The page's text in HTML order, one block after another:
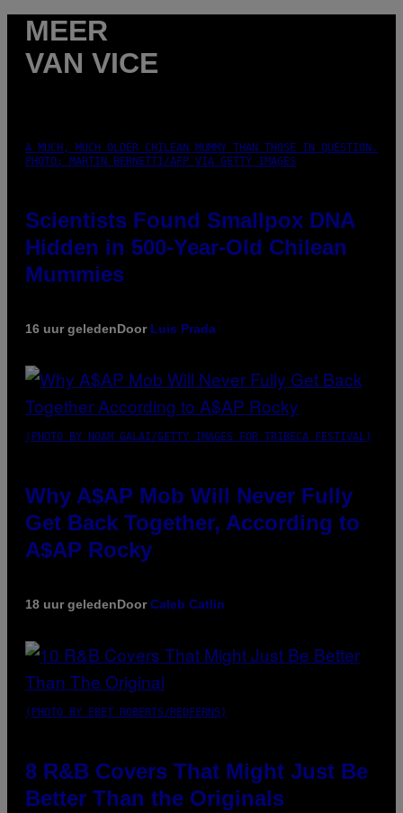
MEER
VAN VICE
A MUCH, MUCH OLDER CHILEAN MUMMY THAN THOSE IN QUESTION.
PHOTO: MARTIN BERNETTI/AFP VIA GETTY IMAGES
Scientists Found Smallpox DNA
Hidden in 500-Year-Old Chilean
Mummies
16 uur geledenDoor Luis Prada
(PHOTO BY NOAM GALAI/GETTY IMAGES FOR TRIBECA FESTIVAL)
Why A$AP Mob Will Never Fully
Get Back Together, According to
A$AP Rocky
18 uur geledenDoorCaleb Catlin
(PHOTO BY EBET ROBERTS/REDFERNS)
8 R&B Covers That Might Just Be
Better Than the Originals